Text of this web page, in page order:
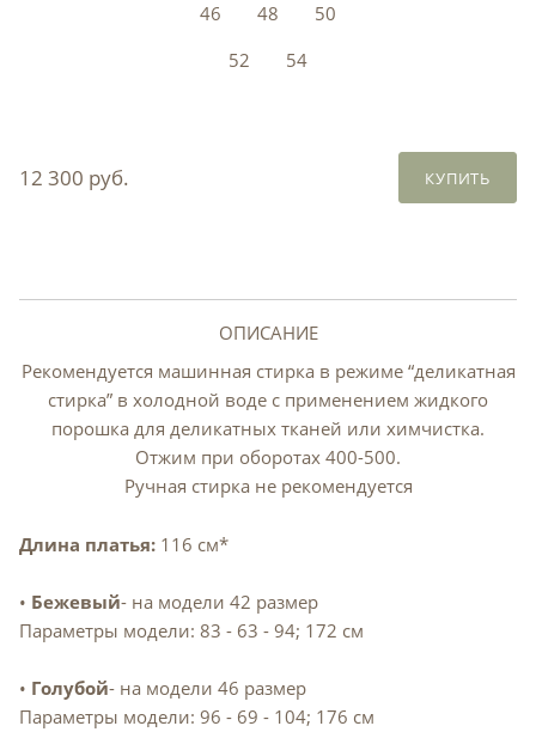
46
48
50
52
54
12 300 руб. КУПИТЬ
ОПИСАНИЕ
Рекомендуется машинная стирка в режиме “деликатная
стирка” в холодной воде с применением жидкого
порошка для деликатных тканей или химчистка.
Отжим при оборотах 400-500.
Ручная стирка не рекомендуется
Длина платья: 116 см*
• Бежевый- на модели 42 размер
Параметры модели: 83 - 63 - 94; 172 см
• Голубой- на модели 46 размер
Параметры модели: 96 - 69 - 104; 176 см